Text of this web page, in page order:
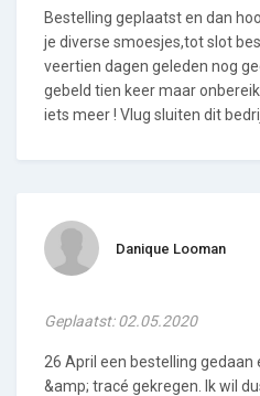
Bestelling geplaatst en dan
je diverse smoesjes,tot slot
veertien dagen geleden nog
gebeld tien keer maar
iets meer ! Vlug sluiten dit
Danique Looman
Geplaatst: 02.05.2020
26 April een bestelling
&amp; tracé gekregen. Ik wil